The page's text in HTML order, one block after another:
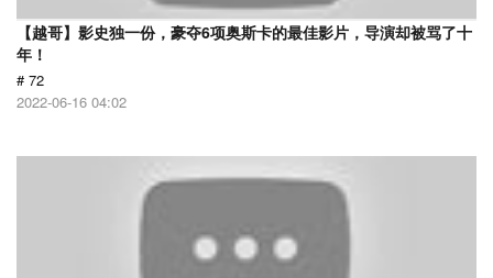
【越哥】影史独一份，豪夺6项奥斯卡的最佳影片，导演却被骂了十
年！
# 72
2022-06-16 04:02